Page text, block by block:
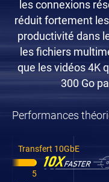
les connexions
réduit fortement
productivité dans
les fichiers
que les vidéos 4K
300 Go
Performances
Transfert 10GbE
5